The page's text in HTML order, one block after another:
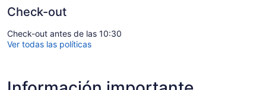
Check-out
Check-out antes de las 10:30
Ver todas las políticas